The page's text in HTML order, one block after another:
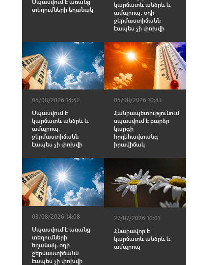
տեղումների եղանակ
կարճատև անձրև և
ամպրոպ․ օդի
ջերմաստիճանն
էապես չի փոխվի
05/08/2026 14:52
Սպասվում է
կարճատև անձրև և
ամպրոպ.
ջերմաստիճանն
էապես չի փոխվի
05/08/2026 10:43
Հանրապետությունում
սպասվում է բարձր
կարգի
հրդեհավտանգ
իրավիճակ
03/08/2026 14:08
Սպասվում է առանց
տեղումների
եղանակ. օդի
ջերմաստիճանն
էապես չի փոխվի
27/07/2026 10:01
Հնարավոր է
կարճատև անձրև և
ամպրոպ